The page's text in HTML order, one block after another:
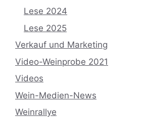
Lese 2024
Lese 2025
Verkauf und Marketing
Video-Weinprobe 2021
Videos
Wein-Medien-News
Weinrallye